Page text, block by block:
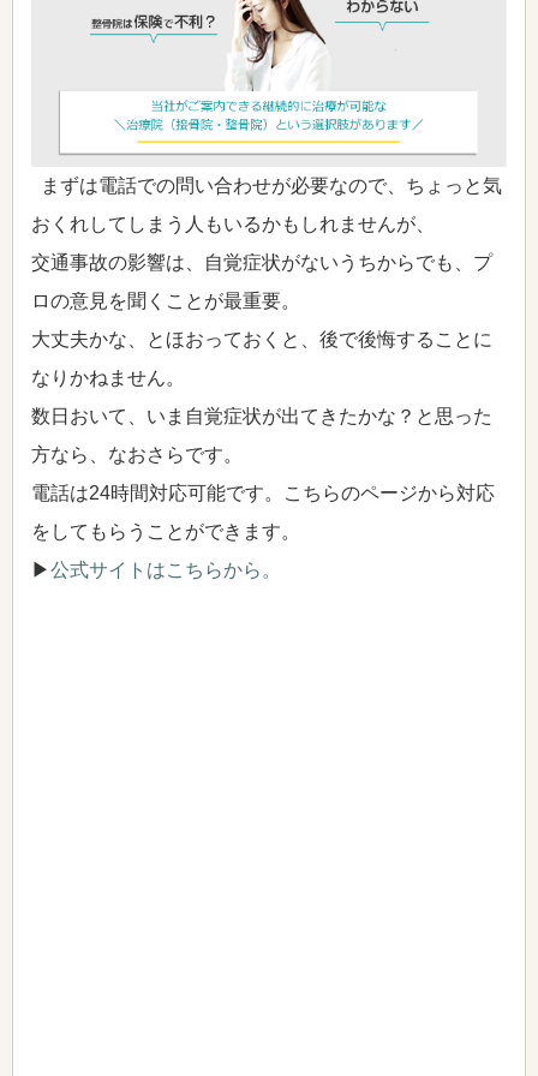
まずは電話での問い合わせが必要なので、ちょっと気
おくれしてしまう人もいるかもしれませんが、
交通事故の影響は、自覚症状がないうちからでも、プ
ロの意見を聞くことが最重要。
大丈夫かな、とほおっておくと、後で後悔することに
なりかねません。
数日おいて、いま自覚症状が出てきたかな？と思った
方なら、なおさらです。
電話は24時間対応可能です。こちらのページから対応
をしてもらうことができます。
▶公式サイトはこちらから。